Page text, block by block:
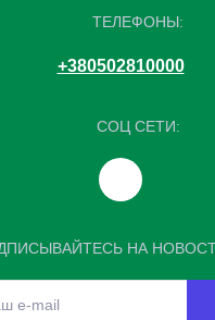
ТЕЛЕФОНЫ:
+380502810000
СОЦ СЕТИ:
НА